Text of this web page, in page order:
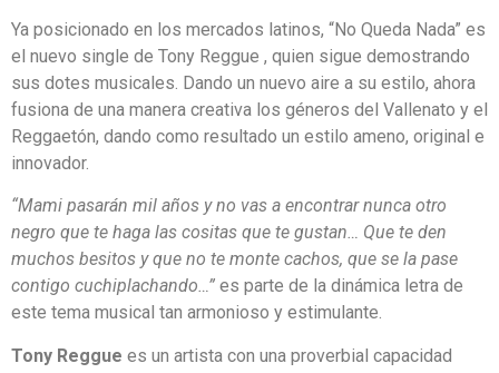
Ya posicionado en los mercados latinos, “No Queda Nada” es
el nuevo single de Tony Reggue , quien sigue demostrando
sus dotes musicales. Dando un nuevo aire a su estilo, ahora
fusiona de una manera creativa los géneros del Vallenato y el
Reggaetón, dando como resultado un estilo ameno, original e
innovador.
“Mami pasarán mil años y no vas a encontrar nunca otro
negro que te haga las cositas que te gustan… Que te den
muchos besitos y que no te monte cachos, que se la pase
contigo cuchiplachando…” es parte de la dinámica letra de
este tema musical tan armonioso y estimulante.
Tony Reggue es un artista con una proverbial capacidad